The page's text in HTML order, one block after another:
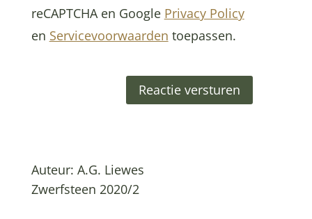
reCAPTCHA en Google Privacy Policy
en Servicevoorwaarden toepassen.
Reactie versturen
Auteur: A.G. Liewes
Zwerfsteen 2020/2